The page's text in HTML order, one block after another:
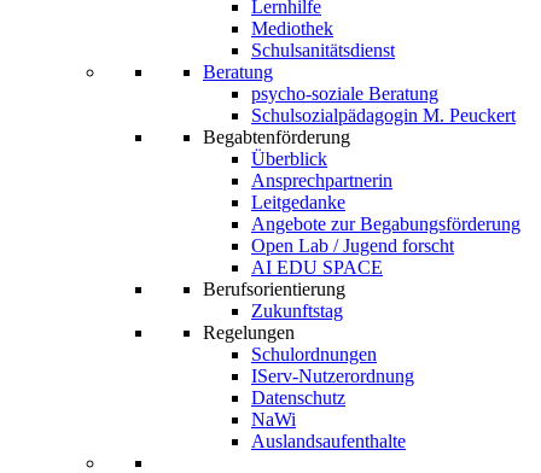
Lernhilfe
Mediothek
Schulsanitätsdienst
Beratung
psycho-soziale Beratung
Schulsozialpädagogin M. Peuckert
Begabtenförderung
Überblick
Ansprechpartnerin
Leitgedanke
Angebote zur Begabungsförderung
Open Lab / Jugend forscht
AI EDU SPACE
Berufsorientierung
Zukunftstag
Regelungen
Schulordnungen
IServ-Nutzerordnung
Datenschutz
NaWi
Auslandsaufenthalte